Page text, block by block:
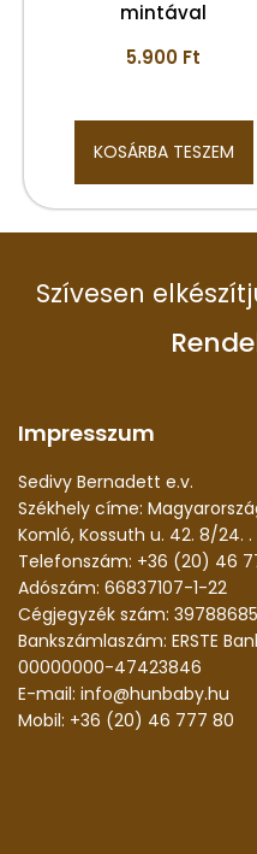
mintával
5.900 Ft
KOSÁRBA TESZEM
Szívesen
Impresszum
Sedivy Bernadett e.v.
Székhely címe:
Komló, Kossuth u. 42. 8/24. .
Telefonszám: +36 (20) 46
Adószám: 66837107-1-22
Cégjegyzék szám: 39788685
Bankszámlaszám: ERSTE
00000000-47423846
E-mail: info@hunbaby.hu
Mobil: +36 (20) 46 777 80